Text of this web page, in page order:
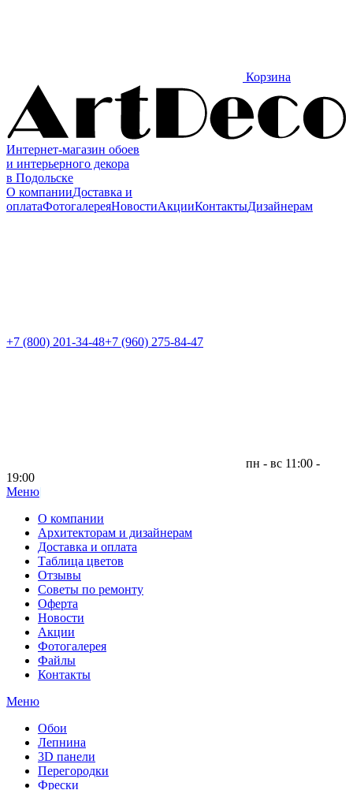
Корзина
Интернет-магазин обоев
и интерьерного декора
в Подольске
О компанииДоставка и
оплатаФотогалереяНовостиАкцииКонтактыДизайнерам
+7 (800) 201-34-48+7 (960) 275-84-47
пн - вс 11:00 -
19:00
Меню|
О компании
Архитекторам и дизайнерам
Доставка и оплата
Таблица цветов
Отзывы
Советы по ремонту
Оферта
Новости
Акции
Фотогалерея
Файлы
Контакты
Меню
Обои
Лепнина
3D панели
Перегородки
Фрески